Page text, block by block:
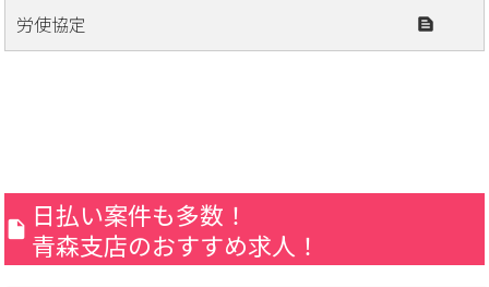
労使協定
日払い案件も多数！
青森支店のおすすめ求人！